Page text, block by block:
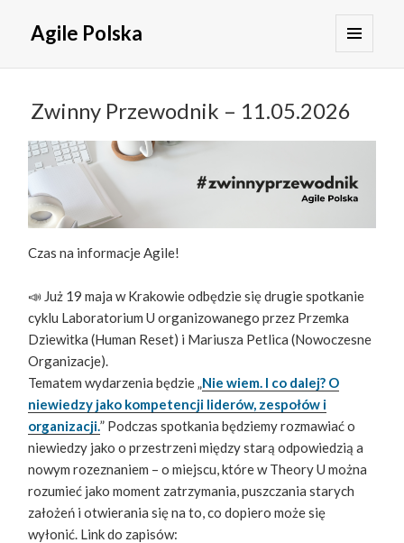
Agile Polska
WIDGETY
Zwinny Przewodnik – 11.05.2026
Czas na informacje Agile!
📣 Już 19 maja w Krakowie odbędzie się drugie spotkanie
cyklu Laboratorium U organizowanego przez Przemka
Dziewitka (Human Reset) i Mariusza Petlica (Nowoczesne
Organizacje).
Tematem wydarzenia będzie „ Nie wiem. I co dalej? O
niewiedzy jako kompetencji liderów, zespołów i
organizacji.” Podczas spotkania będziemy rozmawiać o
niewiedzy jako o przestrzeni między starą odpowiedzią a
nowym rozeznaniem – o miejscu, które w Theory U można
rozumieć jako moment zatrzymania, puszczania starych
założeń i otwierania się na to, co dopiero może się
wyłonić. Link do zapisów: